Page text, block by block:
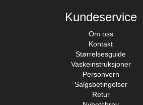
Kundeservice
Om oss
Kontakt
Størrelsesguide
Vaskeinstruksjoner
Personvern
Salgsbetingelser
Retur